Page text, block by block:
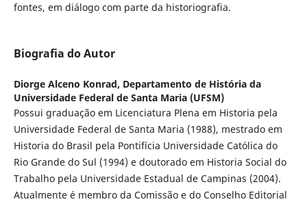
fontes, em diálogo com parte da historiografia.
Biografia do Autor
Diorge Alceno Konrad, Departamento de História da
Universidade Federal de Santa Maria (UFSM)
Possui graduação em Licenciatura Plena em Historia pela
Universidade Federal de Santa Maria (1988), mestrado em
Historia do Brasil pela Pontifícia Universidade Católica do
Rio Grande do Sul (1994) e doutorado em Historia Social do
Trabalho pela Universidade Estadual de Campinas (2004).
Atualmente é membro da Comissão e do Conselho Editorial